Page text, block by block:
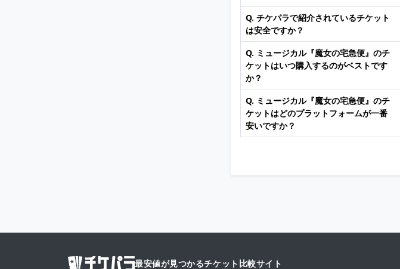
Q. チケパラで紹介されているチケット
は安全ですか？
Q. ミュージカル『魔女の宅急便』のチ
ケットはいつ購入するのがベストです
か？
Q. ミュージカル『魔女の宅急便』のチ
ケットはどのプラットフォームが一番
安いですか？
最安値が見つかるチケット比較サイト